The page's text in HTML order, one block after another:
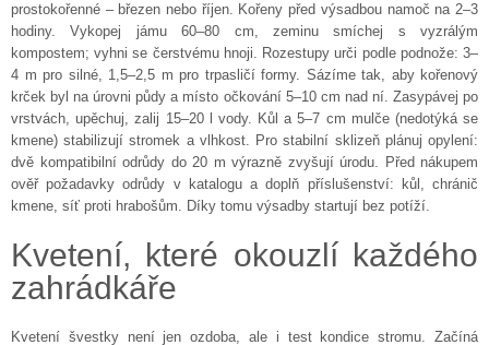
prostokořenné – březen nebo říjen. Kořeny před výsadbou namoč na 2–3
hodiny. Vykopej jámu 60–80 cm, zeminu smíchej s vyzrálým
kompostem; vyhni se čerstvému hnoji. Rozestupy urči podle podnože: 3–
4 m pro silné, 1,5–2,5 m pro trpasličí formy. Sázíme tak, aby kořenový
krček byl na úrovni půdy a místo očkování 5–10 cm nad ní. Zasypávej po
vrstvách, upěchuj, zalij 15–20 l vody. Kůl a 5–7 cm mulče (nedotýká se
kmene) stabilizují stromek a vlhkost. Pro stabilní sklizeň plánuj opylení:
dvě kompatibilní odrůdy do 20 m výrazně zvyšují úrodu. Před nákupem
ověř požadavky odrůdy v katalogu a doplň příslušenství: kůl, chránič
kmene, síť proti hrabošům. Díky tomu výsadby startují bez potíží.
Kvetení, které okouzlí každého
zahrádkáře
Kvetení švestky není jen ozdoba, ale i test kondice stromu. Začíná